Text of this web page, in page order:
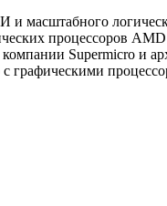
масштабного
процессоров
Supermicro и